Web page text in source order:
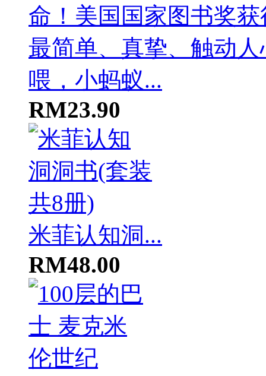
喂，小蚂蚁...
RM23.90
米菲认知洞...
RM48.00